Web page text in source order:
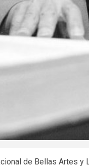
de Bellas Artes y